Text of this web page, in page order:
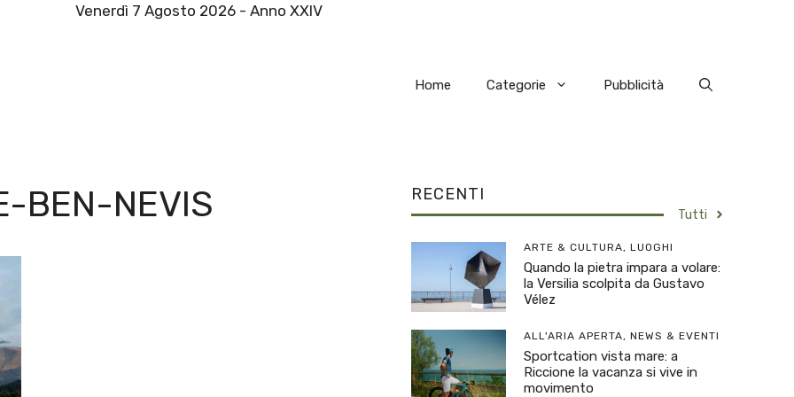
Venerdì 7 Agosto 2026 - Anno XXIV
Home Categorie Pubblicità
BEN-NEVIS RECENTI
Tutti
ARTE & CULTURA, LUOGHI
Quando la pietra impara a volare:
la Versilia scolpita da Gustavo
Vélez
ALL'ARIA APERTA, NEWS & EVENTI
Sportcation vista mare: a
Riccione la vacanza si vive in
movimento